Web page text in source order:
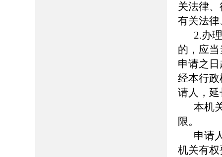
关法律
有关法
2.办
的，应
申请之
经本行
请人，
本机
限。
申请
机关有